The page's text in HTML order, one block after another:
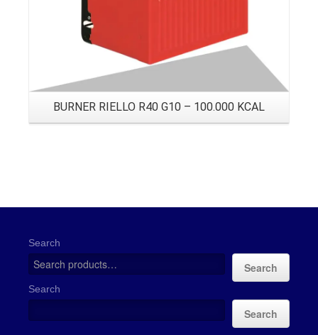
BURNER RIELLO R40 G10 – 100.000 KCAL
Search
Search
Search
Search